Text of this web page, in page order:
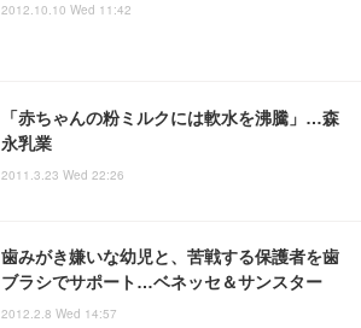
2012.10.10 Wed 11:42
「赤ちゃんの粉ミルクには軟水を沸騰」…森
永乳業
2011.3.23 Wed 22:26
歯みがき嫌いな幼児と、苦戦する保護者を歯
ブラシでサポート…ベネッセ＆サンスター
2012.2.8 Wed 14:57